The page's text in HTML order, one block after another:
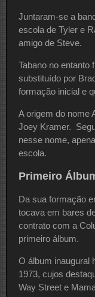
Juntaram-se a
escola de Tyler e
amigo de Steve.
Tabano no entanto
substituído por
formação inicial e
A origem do nome
Joey Kramer.
nesse nome,
escola.
Primeiro
Da sua formação
tocava em bares
contrato com a
primeiro álbum.
O álbum inaugural
1973, cujos
Way Street e